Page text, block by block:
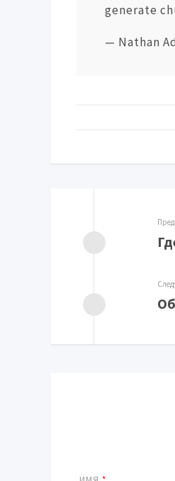
generate
— Nathan